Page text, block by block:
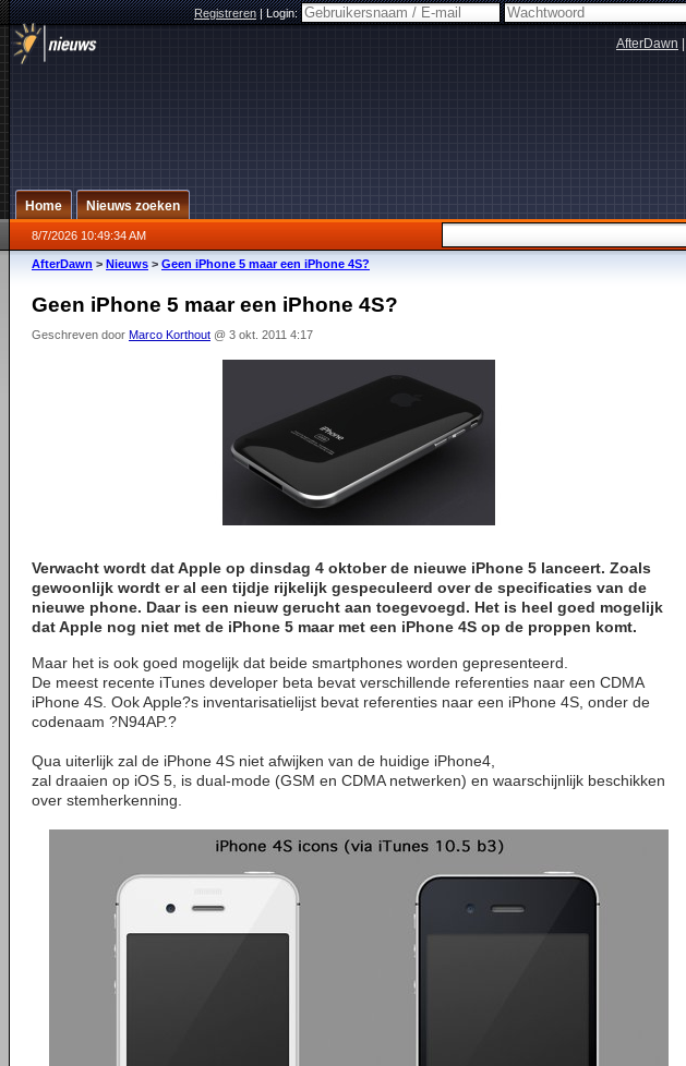
Registreren|Login:
AfterDawn
Home Nieuws zoeken
8/7/2026 10:49:34 AM
AfterDawn > Nieuws > Geen iPhone 5 maar een iPhone 4S?
Geen iPhone 5 maar een iPhone 4S?
Geschreven door Marco Korthout @ 3 okt. 2011 4:17
Verwacht wordt dat Apple op dinsdag 4 oktober de nieuwe iPhone 5 lanceert. Zoals
gewoonlijk wordt er al een tijdje rijkelijk gespeculeerd over de specificaties van de
nieuwe phone. Daar is een nieuw gerucht aan toegevoegd. Het is heel goed mogelijk
dat Apple nog niet met de iPhone 5 maar met een iPhone 4S op de proppen komt.
Maar het is ook goed mogelijk dat beide smartphones worden gepresenteerd.
De meest recente iTunes developer beta bevat verschillende referenties naar een CDMA
iPhone 4S. Ook Apple?s inventarisatielijst bevat referenties naar een iPhone 4S, onder de
codenaam ?N94AP.?
Qua uiterlijk zal de iPhone 4S niet afwijken van de huidige iPhone4,
zal draaien op iOS 5, is dual-mode (GSM en CDMA netwerken) en waarschijnlijk beschikken
over stemherkenning.